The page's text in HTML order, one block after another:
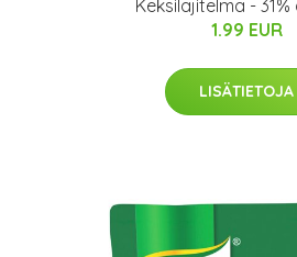
Keksilajitelma - 31%
1.99 EUR
LISÄTIETOJA